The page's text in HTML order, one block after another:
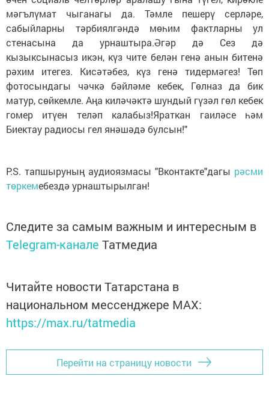
мәгълүмат чыганагы да. Тәмле пешерү серләре,
сабыйларны тәрбиялгәндә мөһим фактларны ул
стенасына да урнаштыра.Әгәр дә Сез дә
кызыксынасыз икэн, күз чите белән генә анын битенә
рәхим итегез. Кисәтәбез, күз генә тидермәгез! Төп
фотосындагы чәчкә бәйләме кебек, Гөлназ да бик
матур, сөйкемле. Аңа киләчәктә шундый гүзәл гөл кебек
гомер итүен теләп калабыз!Яраткан гаиләсе һәм
Биектау радиосы гел янәшәдә булсын!"
P.S. тапшыруның аудиоязмасы "Вконтакте"дагы рәсми
төркемебездә урнаштырылган!
Следите за самым важным и интересным в
Telegram-канале Татмедиа
Читайте новости Татарстана в
национальном мессенджере MАХ:
https://max.ru/tatmedia
Перейти на страницу новости